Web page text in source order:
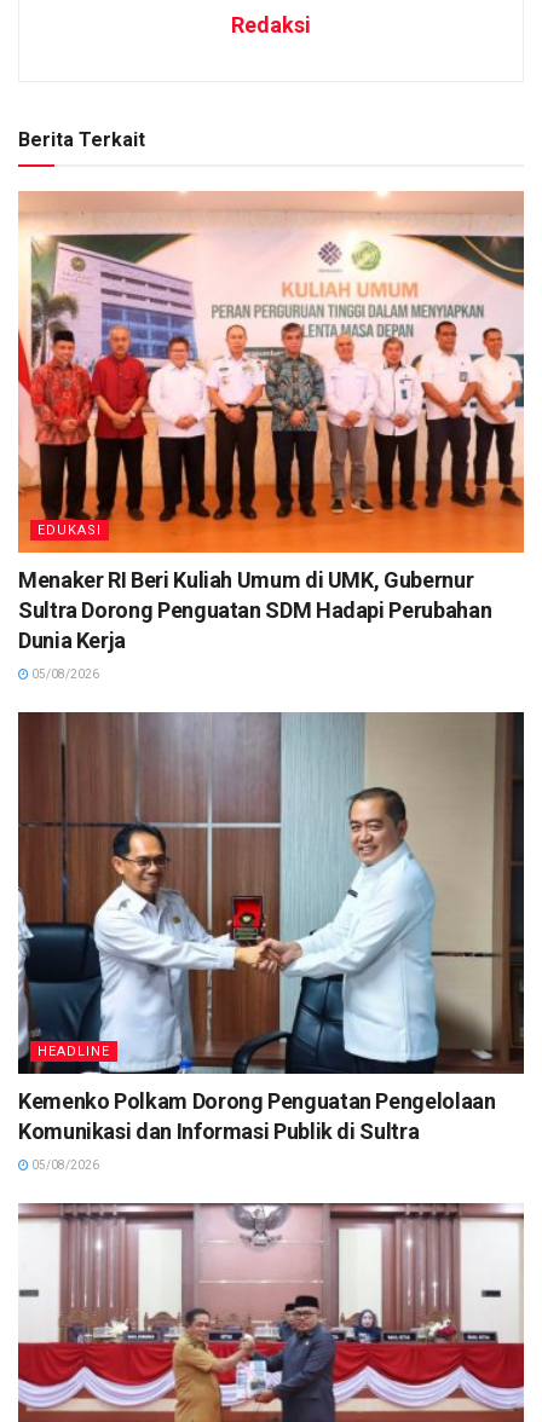
Redaksi
Berita Terkait
EDUKASI
Menaker RI Beri Kuliah Umum di UMK, Gubernur
Sultra Dorong Penguatan SDM Hadapi Perubahan
Dunia Kerja
05/08/2026
HEADLINE
Kemenko Polkam Dorong Penguatan Pengelolaan
Komunikasi dan Informasi Publik di Sultra
05/08/2026